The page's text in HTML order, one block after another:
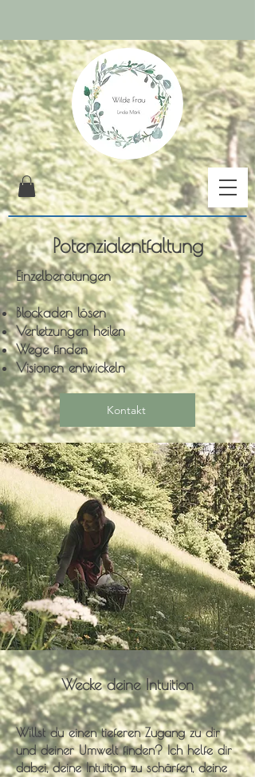
Potenzialentfaltung
Einzelberatungen
Blockaden lösen
Verletzungen heilen
Wege finden
Visionen entwickeln
Kontakt
Wecke deine Intuition
Willst du einen tieferen Zugang zu dir
und deiner Umwelt finden? Ich helfe dir
dabei, deine Intuition zu schärfen, deine